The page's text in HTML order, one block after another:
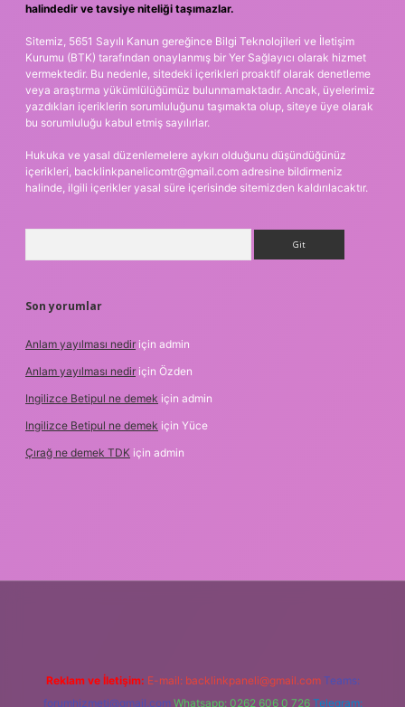
halindedir ve tavsiye niteliği taşımazlar.
Sitemiz, 5651 Sayılı Kanun gereğince Bilgi Teknolojileri ve İletişim
Kurumu (BTK) tarafından onaylanmış bir Yer Sağlayıcı olarak hizmet
vermektedir. Bu nedenle, sitedeki içerikleri proaktif olarak denetleme
veya araştırma yükümlülüğümüz bulunmamaktadır. Ancak, üyelerimiz
yazdıkları içeriklerin sorumluluğunu taşımakta olup, siteye üye olarak
bu sorumluluğu kabul etmiş sayılırlar.
Hukuka ve yasal düzenlemelere aykırı olduğunu düşündüğünüz
içerikleri, backlinkpanelicomtr@gmail.com adresine bildirmeniz
halinde, ilgili içerikler yasal süre içerisinde sitemizden kaldırılacaktır.
Son yorumlar
Anlam yayılması nedir için admin
Anlam yayılması nedir için Özden
Ingilizce Betipul ne demek için admin
Ingilizce Betipul ne demek için Yüce
Çırağ ne demek TDK için admin
Reklam ve İletişim: E-mail: backlinkpaneli@gmail.com Teams:
forumhizmeti@gmail.com Whatsapp: 0262 606 0 726 Telegram: